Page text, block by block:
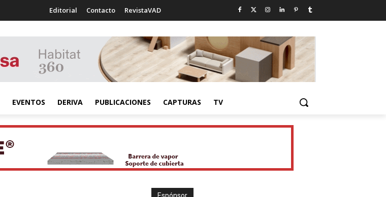
Editorial Contacto RevistaVAD
EVENTOS DERIVA PUBLICACIONES CAPTURAS TV